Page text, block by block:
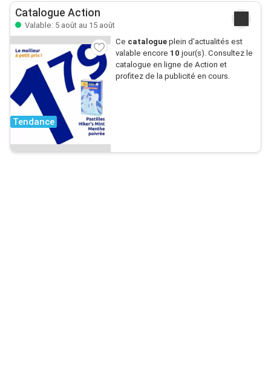
Catalogue Action
Valable: 5 août au 15 août
Tendance
Ce catalogueplein d’actualités est
valable encore 10 jour(s). Consultez le
catalogue en ligne de Action et
profitez de la publicité en cours.